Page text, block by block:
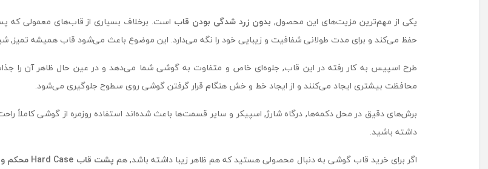
یکی از مهم‌ترین مزیت‌های این محصول, بدون زرد شدگی بودن قاب است. برخلاف بسیاری از قاب‌های معمولی که
حفظ می‌کند و برای مدت طولانی شفافیت و زیبایی خود را نگه می‌دارد. این موضوع باعث می‌شود قاب همیشه تمیز,
طرح اسپیس به کار رفته در این قاب, جلوه‌ای خاص و متفاوت به گوشی شما می‌دهد و در عین حال ظاهر آن را
محافظت بیشتری ایجاد می‌کنند و از ایجاد خط و خش هنگام قرار گرفتن گوشی روی سطوح جلوگیری می‌شود.
برش‌های دقیق در محل دکمه‌ها, درگاه شارژ, اسپیکر و سایر قسمت‌ها باعث شده‌اند استفاده روزمره از گوشی کاملاً
داشته باشید.
اگر برای خرید قاب گوشی به دنبال محصولی هستید که هم ظاهر زیبا داشته باشد, هم پشت قاب Hard Case محکم و قوی